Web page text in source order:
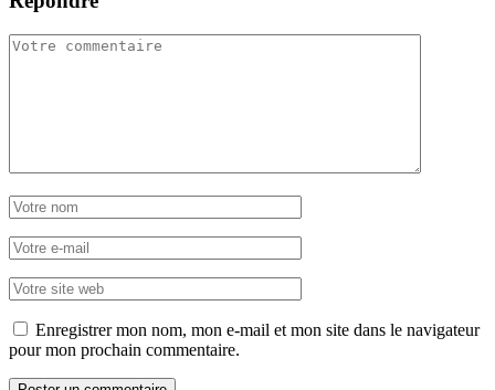
Enregistrer mon nom, mon e-mail et mon site dans le navigateur
pour mon prochain commentaire.